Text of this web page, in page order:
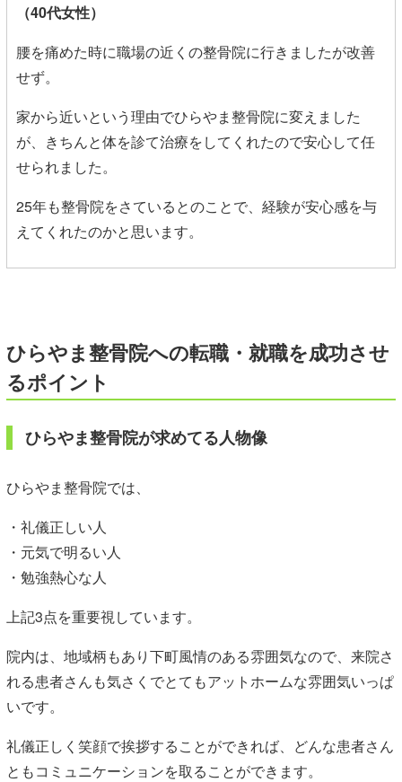
（40代女性）
腰を痛めた時に職場の近くの整骨院に行きましたが改善
せず。
家から近いという理由でひらやま整骨院に変えました
が、きちんと体を診て治療をしてくれたので安心して任
せられました。
25年も整骨院をさているとのことで、経験が安心感を与
えてくれたのかと思います。
ひらやま整骨院への転職・就職を成功させ
るポイント
ひらやま整骨院が求めてる人物像
ひらやま整骨院では、
・礼儀正しい人
・元気で明るい人
・勉強熱心な人
上記3点を重要視しています。
院内は、地域柄もあり下町風情のある雰囲気なので、来院さ
れる患者さんも気さくでとてもアットホームな雰囲気いっぱ
いです。
礼儀正しく笑顔で挨拶することができれば、どんな患者さん
ともコミュニケーションを取ることができます。